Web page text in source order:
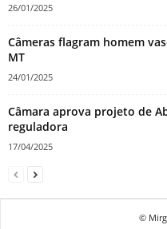
26/01/2025
Câmeras flagram homem
MT
24/01/2025
Câmara aprova projeto de
reguladora
17/04/2025
©